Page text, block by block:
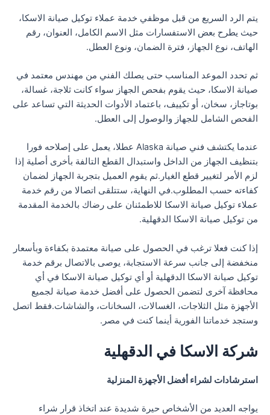
يتم الرد السريع من قبل موظفي خدمة عملاء توكيل صيانة الاسكا،
حيث يطرح بعض الاستفسارات مثل الاسم الكامل، العنوان، رقم
الهاتف، نوع الجهاز، فترة الضمان، ونوع العطل.
ثم تحدد الموعد المناسب حتى يصلك الفني من مهندس معتمد في
صيانة الاسكا، حيث يقوم بفحص الجهاز سواء كانت ثلاجة، غسالة،
بوتاجاز، سخان، أو تكييف، باعتماد الأدوات الحديثة التي تساعد على
الفحص الشامل للجهاز والوصول إلى العطل.
عندما يكتشف فني صيانة Alaska عطلا، يعمل على إصلاحه فورا
بتنظيف الجهاز من الداخل واستبدال القطع التالفة بأخرى أصلية إذا
لزم الأمر لتغيير قطع الغيار.ثم يقوم العميل بتجربة الجهاز لضمان
كفاءته حسب المطلوب.في النهاية، ستتلقى اتصالا من رقم خدمة
عملاء توكيل صيانة الاسكا للاطمئنان على رضاك بالخدمة المقدمة
من توكيل صيانة الاسكا الدقهلية.
إذا كنت فعلا ترغب في الحصول على صيانة معتمدة بكفاءة وبأسعار
منخفضة إلى جانب سرعة الاستجابة، يوصى بالاتصال برقم خدمة
توكيل صيانة الاسكا الدقهلية أو أي توكيل صيانة الاسكا في أي
محافظة آخرى لتضمن الحصول على أفضل خدمة صيانة لجميع
الأجهزة مثل الثلاجات، الغسالات، السخانات، والشاشات.فقط اتصل
وستجد خدماتنا الفورية أينما كنت في مصر.
شركة الاسكا في الدقهلية
استرشادات لشراء أفضل الأجهزة المنزلية
يواجه العديد من الأشخاص حيرة شديدة عند اتخاذ قرار شراء